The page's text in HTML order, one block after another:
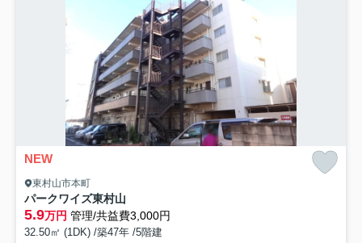
NEW
東村山市本町
パークワイズ東村山
5.9万円 管理/共益費3,000円
32.50㎡ (1DK) /築47年 /5階建